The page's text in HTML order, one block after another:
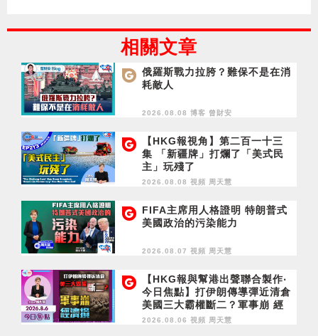
相關文章
俄羅斯戰力拉胯？難保不是在消
耗敵人
2026.08.08 博客 曾財安
【HKG報視角】第二百一十三
集 「新疆牌」打爛了「美式民
主」玩殘了
2026.08.08 視頻 周天慧
FIFA主席用人格證明 特朗普式
美國政治的污染能力
2026.08.07 視頻 周天慧
【HKG報與幫港出聲聯合製作‧
今日焦點】打伊朗傳導彈近清倉
美國三大霸權斷二？軍事崩 經
濟損
2026.08.06 視頻 周天慧